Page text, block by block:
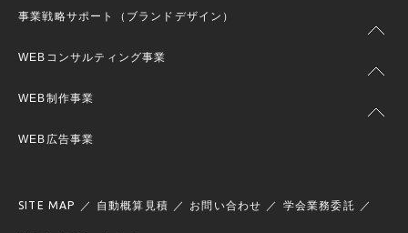
事業戦略サポート（ブランドデザイン）
WEBコンサルティング事業
WEB制作事業
WEB広告事業
SITE MAP 自動概算見積 お問い合わせ 学会業務委託